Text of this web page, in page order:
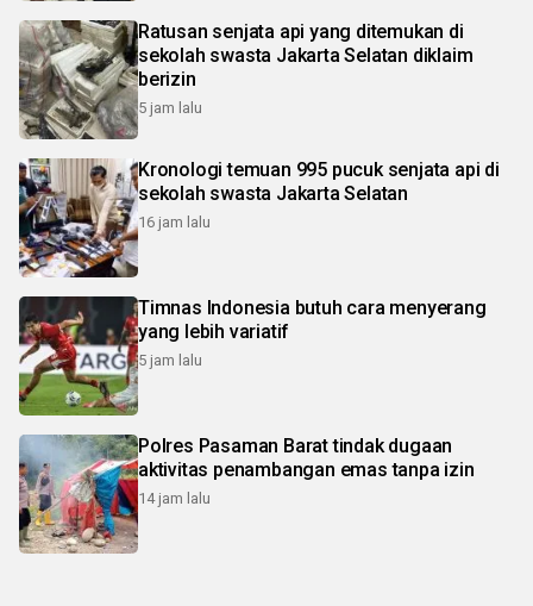
Ratusan senjata api yang ditemukan di
sekolah swasta Jakarta Selatan diklaim
berizin
5 jam lalu
Kronologi temuan 995 pucuk senjata api di
sekolah swasta Jakarta Selatan
16 jam lalu
Timnas Indonesia butuh cara menyerang
yang lebih variatif
5 jam lalu
Polres Pasaman Barat tindak dugaan
aktivitas penambangan emas tanpa izin
14 jam lalu